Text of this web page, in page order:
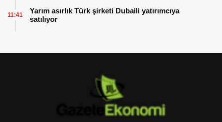
Yarım asırlık Türk şirketi Dubaili yatırımcıya
satılıyor
11:41